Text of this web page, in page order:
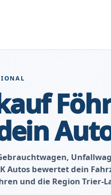
Autos bewertet dein
und die Region Trier-